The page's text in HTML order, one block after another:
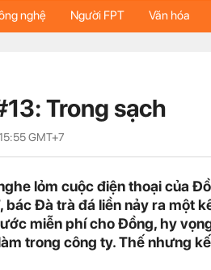
nghệ Người FPT Văn hóa
Trong sạch
GMT+7
lỏm cuộc điện thoại của
bác Đà trà đá liền nảy ra một
miễn phí cho Đồng, hy
trong công ty. Thế nhưng